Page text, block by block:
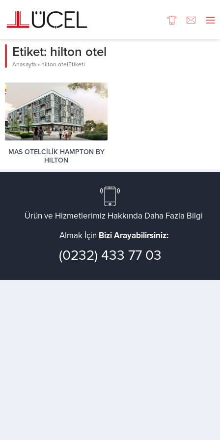
Etiket: hilton otel
Anasayfa » hilton otelEtiketi
MAS OTELCİLİK HAMPTON BY
HILTON
Ürün ve Hizmetlerimiz Hakkında Daha Fazla Bilgi
Almak İçin Bizi Arayabilirsiniz:
(0232) 433 77 03